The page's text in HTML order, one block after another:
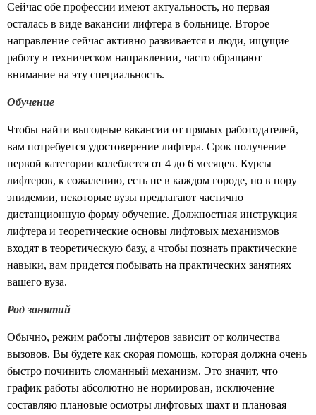
Сейчас обе профессии имеют актуальность, но первая
осталась в виде вакансии лифтера в больнице. Второе
направление сейчас активно развивается и люди, ищущие
работу в техническом направлении, часто обращают
внимание на эту специальность.
Обучение
Чтобы найти выгодные вакансии от прямых работодателей,
вам потребуется удостоверение лифтера. Срок получение
первой категории колеблется от 4 до 6 месяцев. Курсы
лифтеров, к сожалению, есть не в каждом городе, но в пору
эпидемии, некоторые вузы предлагают частично
дистанционную форму обучение. Должностная инструкция
лифтера и теоретические основы лифтовых механизмов
входят в теоретическую базу, а чтобы познать практические
навыки, вам придется побывать на практических занятиях
вашего вуза.
Род занятий
Обычно, режим работы лифтеров зависит от количества
вызовов. Вы будете как скорая помощь, которая должна очень
быстро починить сломанный механизм. Это значит, что
график работы абсолютно не нормирован, исключение
составляю плановые осмотры лифтовых шахт и плановая